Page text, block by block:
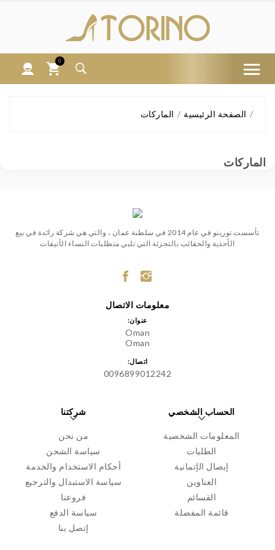
0
الصفحة الرئيسية الماركات
الماركات
تأسست تورينو في عام 2014 في سلطنة عمان ، والتي هي شركة رائدة في بيع
الأحذية والحقائب بالتجزئة التي تلبي متطلبات النساء الأنيقات
معلومات الاتصال
عنوان:
Oman
Oman
اتصال:
0096899012242
الحساب الشخصي
المعلومات الشخصية
الطلبات
إيصال الإتمانية
العناوين
القسائم
قائمة المفضلة
شركتنا
من نحن
سياسة الشحن
أحكام الاستخدام والخدمة
سياسة الاستبدال والترجيع
فروعنا
سياسة الدفع
إتصل بنا